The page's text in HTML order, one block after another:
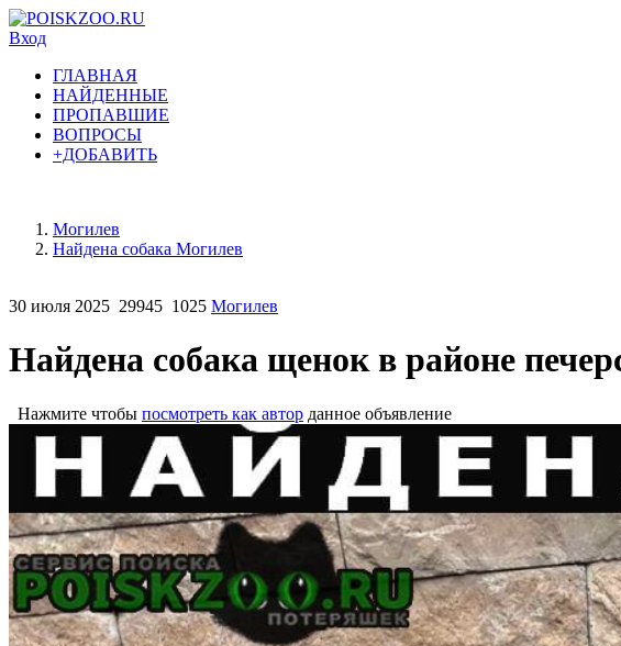
Вход
ГЛАВНАЯ
НАЙДЕННЫЕ
ПРОПАВШИЕ
ВОПРОСЫ
+ДОБАВИТЬ
Могилев
Найдена собака Могилев
30 июля 2025 29945 1025 Могилев
Найдена собака щенок в районе
Нажмите чтобы посмотреть как автор данное объявление